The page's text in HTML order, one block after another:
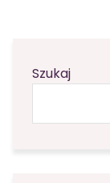
Szukaj